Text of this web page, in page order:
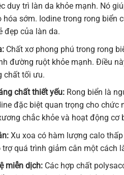
duy trì làn da khỏe mạnh. Nó
hóa sớm. Iodine trong rong biển
đẹp của làn da.
Chất xơ phong phú trong rong
đường ruột khỏe mạnh. Điều
chất tối ưu.
chất thiết yếu:Rong biển là
đặc biệt quan trọng cho chức
chắc khỏe và hoạt động cơ
Xu xoa có hàm lượng calo
trợ quá trình giảm cân một cách
miễn dịch:Các hợp chất